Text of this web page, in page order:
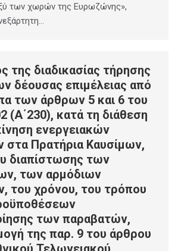
των χωρών της Ευρωζώνης»,
της διαδικασίας τήρησης
δέουσας επιμέλειας από
των άρθρων 5 και 6 του
(Α΄230), κατά τη διάθεση
ενεργειακών
στα Πρατήρια Καυσίμων,
διαπίστωσης των
των αρμόδιων
του χρόνου, του τρόπου
των παραβατών,
της παρ. 9 του άρθρου